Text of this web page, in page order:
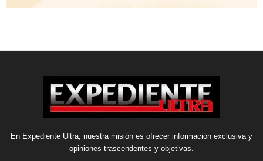
En Expediente Ultra, nuestra misión es ofrecer información exclusiva y
opiniones trascendentes y objetivas.